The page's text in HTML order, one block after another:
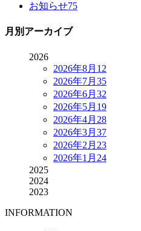
お知らせ75
月別アーカイブ
2026
2026年8月 12
2026年7月 35
2026年6月 32
2026年5月 19
2026年4月 28
2026年3月 37
2026年2月 23
2026年1月 24
2025
2024
2023
INFORMATION